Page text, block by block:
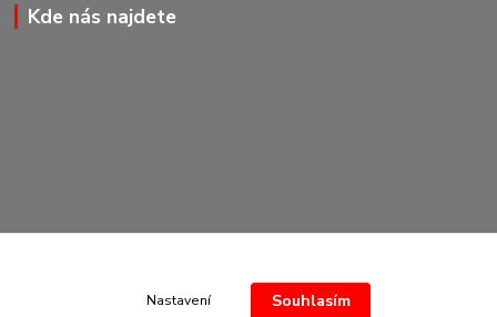
Kde nás najdete
Nastavení Souhlasím